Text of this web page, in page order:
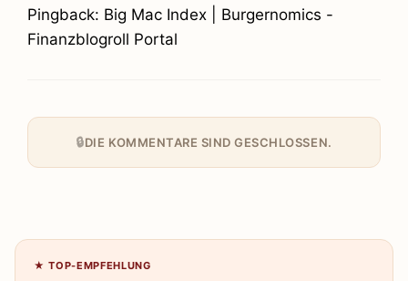
Pingback: Big Mac Index | Burgernomics -
Finanzblogroll Portal
DIE KOMMENTARE SIND GESCHLOSSEN.
★ TOP-EMPFEHLUNG